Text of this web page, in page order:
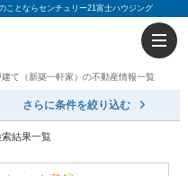
ことならセンチュリー21富士ハウジング
て（新築一軒家）の不動産情報一覧
さらに条件を絞り込む
結果一覧